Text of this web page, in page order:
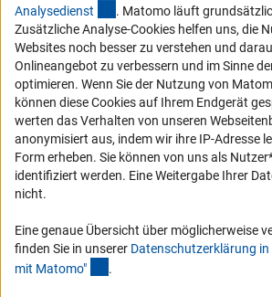
Vergabeverfahren
Barrierefreiheit
Service und Informationen für Menschen mit
Erklärung zur Barrierefreiheit
Barriere melden
DFG-aktuell
schauen Sie sich die Ausgaben online an.
Analysedienst (externer Link)
. Matomo läuft
Zusätzliche Analyse-Cookies helfen uns, die
Websites noch besser zu verstehen und
Onlineangebot zu verbessern und im Sinne
optimieren. Wenn Sie der Nutzung von
können diese Cookies auf Ihrem Endgerät
werten das Verhalten von unseren
anonymisiert aus, indem wir ihre IP-Adresse
Form erheben. Sie können von uns als
identifiziert werden. Eine Weitergabe Ihrer
nicht.
Eine genaue Übersicht über möglicherweise
finden Sie in unserer Datenschutzerklärung in
mit Matomo" .